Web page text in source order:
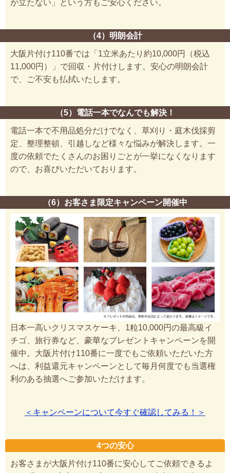
が立たない」という方もご安心ください。
（4）明朗会計
大阪片付け110番では「1立米あたり約10,000円（税込
11,000円）」で回収・片付けします。安心の明朗会計
で、ご不安も払拭いたします。
（5）電話一本でなんでも解決！
電話一本で不用品処分だけでなく、草刈り・庭木伐採剪
定、整理整頓、引越しなど様々な悩みが解決します。一
度の依頼でたくさんのお困りごとが一挙になくなります
ので、お喜びいただいております。
（6）お客さま限定キャンペーン開催中
日本一高いクリスマスケーキ、1粒10,000円の最高級イ
チゴ、旅行券など、豪華なプレゼントキャンペーンを開
催中。大阪片付け110番に一度でもご依頼いただいた方
へは、利益還元キャンペーンとして毎月何度でも当選権
利のある抽選へご参加いただけます。
＜キャンペーンについて今すぐ確認してみる！＞
4つの安心
お客さまが大阪片付け110番に安心してご依頼できるよ